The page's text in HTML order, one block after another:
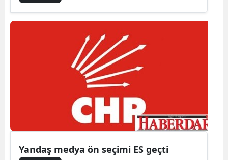
Yandaş medya ön seçimi ES geçti